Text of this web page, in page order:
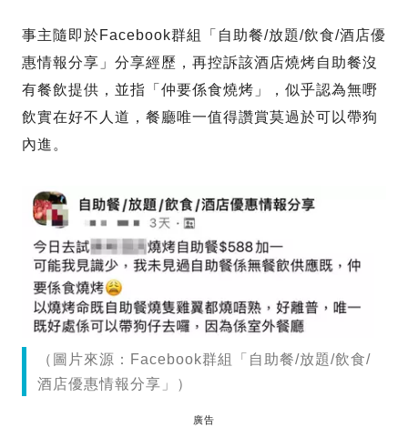
事主隨即於Facebook群組「自助餐/放題/飲食/酒店優
惠情報分享」分享經歷，再控訴該酒店燒烤自助餐沒
有餐飲提供，並指「仲要係食燒烤」，似乎認為無嘢
飲實在好不人道，餐廳唯一值得讚賞莫過於可以帶狗
內進。
（圖片來源：Facebook群組「自助餐/放題/飲食/
酒店優惠情報分享」）
廣告